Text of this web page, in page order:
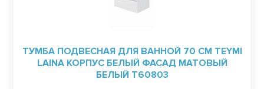
ТУМБА ПОДВЕСНАЯ ДЛЯ ВАННОЙ 70 СМ TEYMI
LAINA КОРПУС БЕЛЫЙ ФАСАД МАТОВЫЙ
БЕЛЫЙ T60803